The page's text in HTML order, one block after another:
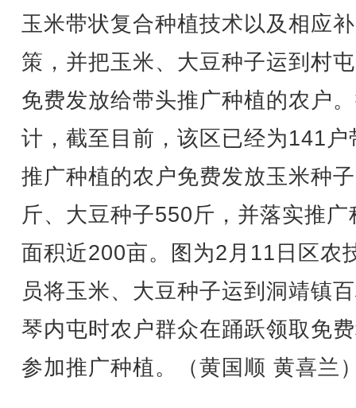
玉米带状复合种植技术以及相应
策，并把玉米、大豆种子运到村
免费发放给带头推广种植的农户
计，截至目前，该区已经为141户
推广种植的农户免费发放玉米种
斤、大豆种子550斤，并落实推广
面积近200亩。图为2月11日区农
员将玉米、大豆种子运到洞靖镇
琴内屯时农户群众在踊跃领取免
参加推广种植。（黄国顺 黄喜兰